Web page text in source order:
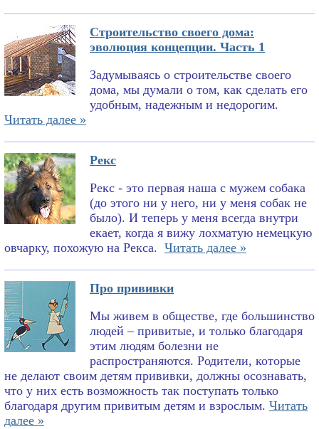
Строительство своего дома:
эволюция концепции. Часть 1
Задумываясь о строительстве своего
дома, мы думали о том, как сделать его
удобным, надежным и недорогим.
Читать далее »
Рекс
Рекс - это первая наша с мужем собака
(до этого ни у него, ни у меня собак не
было). И теперь у меня всегда внутри
екает, когда я вижу лохматую немецкую
овчарку, похожую на Рекса. Читать далее »
Про прививки
Мы живем в обществе, где большинство
людей – привитые, и только благодаря
этим людям болезни не
распространяются. Родители, которые
не делают своим детям прививки, должны осознавать,
что у них есть возможность так поступать только
благодаря другим привитым детям и взрослым. Читать
далее »